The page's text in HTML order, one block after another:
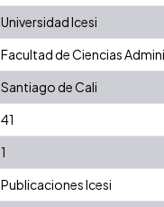
Universidad Icesi
Facultad de Ciencias
Santiago de Cali
41
1
Publicaciones Icesi